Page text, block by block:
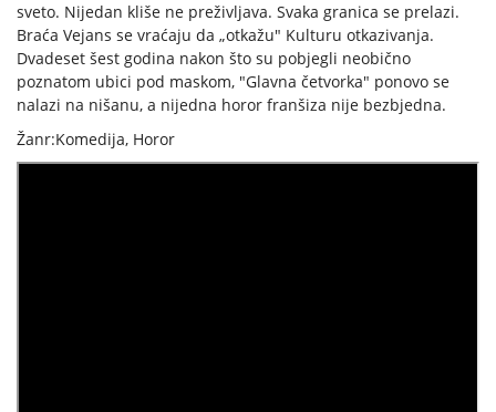
sveto. Nijedan kliše ne preživljava. Svaka granica se prelazi.
Braća Vejans se vraćaju da „otkažu" Kulturu otkazivanja.
Dvadeset šest godina nakon što su pobjegli neobično
poznatom ubici pod maskom, "Glavna četvorka" ponovo se
nalazi na nišanu, a nijedna horor franšiza nije bezbjedna.
Žanr:Komedija, Horor